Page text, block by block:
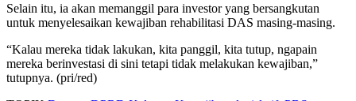
Selain itu, ia akan memanggil para investor yang bersangkutan
untuk menyelesaikan kewajiban rehabilitasi DAS masing-masing.
“Kalau mereka tidak lakukan, kita panggil, kita tutup, ngapain
mereka berinvestasi di sini tetapi tidak melakukan kewajiban,”
tutupnya. (pri/red)